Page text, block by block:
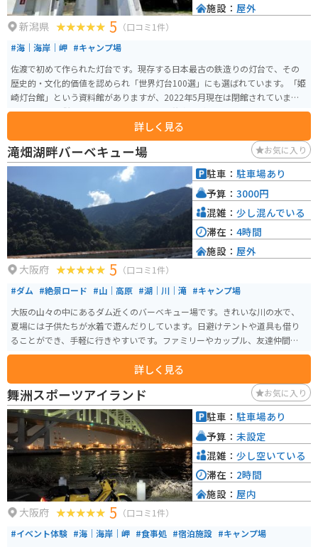
新潟県 5 （口コミ1件）
#海｜海岸｜岬 #キャンプ場
佐渡で初めて作られた灯台です。現存する日本最古の鉄造りの灯台で、その
歴史的・文化的価値を認められ「世界灯台100選」にも選ばれています。「姫
崎灯台館」という資料館がありますが、2022年5月現在は閉館されています。
キャンプ場も併設されています。トイレ・炊事場があります。
詳しく見る
施設： 屋外
滝畑湖畔バーベキュー場 お気に入り
大阪府 5 （口コミ1件）
#ダム #絶景ロード #山｜高原 #湖｜川｜滝 #キャンプ場
大阪の山々の中にあるダム近くのバーベキュー場です。きれいな川の水で、
夏場には子供たちが水着で遊んだりしています。日避けテントや道具も借り
ることができ、手軽に行きやすいです。ファミリーやカップル、友達仲間で賑
わうスポットです。
詳しく見る
駐車： 駐車場あり
予算： 3000円
混雑： 少し混んでいる
滞在： 4時間
施設： 屋外
舞洲スポーツアイランド お気に入り
大阪府 5 （口コミ1件）
#イベント体験 #海｜海岸｜岬 #食事処 #宿泊施設 #キャンプ場
駐車： 駐車場あり
予算： 未設定
混雑： 少し空いている
滞在： 2時間
施設： 屋内